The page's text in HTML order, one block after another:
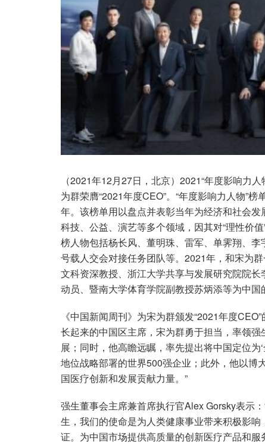
（2021年12月27日，北京）2021“年度影响力
为群荣膺“2021年度CEO”。“年度影响力人物”
年。该榜单用以盘点并表彰当年为经济和社会发
科技、公益、演艺等多个领域，因其对“理性价
榜人物包括杨长风、董明珠、雷军、单霁翔、
号载人交会对接任务团队等。2021年，和宋为
文科资深教授、浙江大学共享与发展研究院院
动员、暨南大学体育学院副教授苏炳添等为中国
《中国新闻周刊》为宋为群颁发“2021年度
长起来的中国区主席，宋为群勇于担当，率领
展；同时，他高瞻远瞩，率先提出将中国定位
地位战略部署的世界500强企业；此外，他以博
国医疗创新和发展贡献力量。”
强生董事会主席兼首席执行官Alex Gorsky表示
生，我们的使命是为人类健康事业带来积极影
证。为中国市场提供高质量的创新医疗产品和